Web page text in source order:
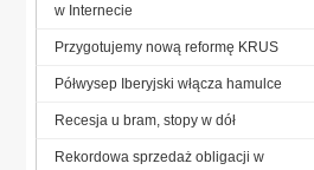
w Internecie
Przygotujemy nową reformę KRUS
Półwysep Iberyjski włącza hamulce
Recesja u bram, stopy w dół
Rekordowa sprzedaż obligacji w